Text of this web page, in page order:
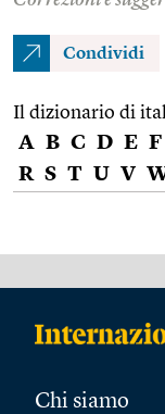
Condividi
Il dizionario di
A B C D E F
R S T U V
Chi siamo